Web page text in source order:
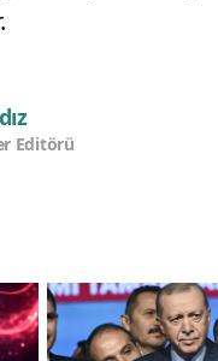
Editörü